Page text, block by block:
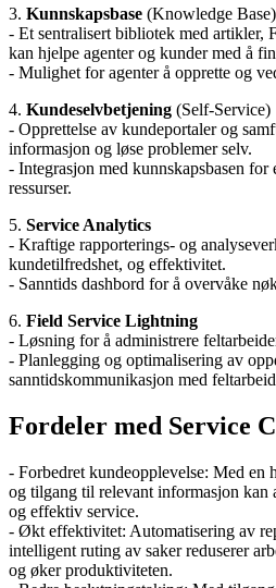
3. Kunnskapsbase (Knowledge Base)
- Et sentralisert bibliotek med artikler,
kan hjelpe agenter og kunder med å
- Mulighet for agenter å opprette og
4. Kundeselvbetjening (Self-Service)
- Opprettelse av kundeportaler og
informasjon og løse problemer selv.
- Integrasjon med kunnskapsbasen
ressurser.
5. Service Analytics
- Kraftige rapporterings- og
kundetilfredshet, og effektivitet.
- Sanntids dashbord for å overvåke
6. Field Service Lightning
- Løsning for å administrere
- Planlegging og optimalisering av
sanntidskommunikasjon med
Fordeler med Service
- Forbedret kundeopplevelse: Med en
og tilgang til relevant informasjon kan
og effektiv service.
- Økt effektivitet: Automatisering av
intelligent ruting av saker reduserer
og øker produktiviteten.